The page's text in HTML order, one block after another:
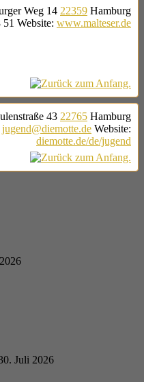
Weg 14 22359 Hamburg
Website: www.malteser.de
43 22765 Hamburg
jugend@diemotte.de Website:
diemotte.de/de/jugend
Juli 2026